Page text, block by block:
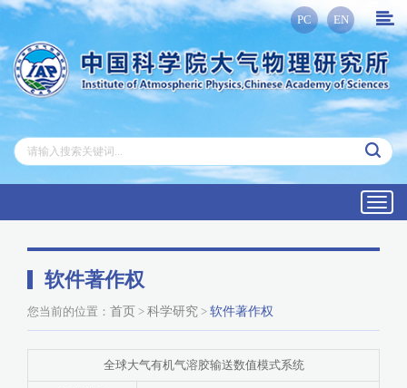
PC EN
软件著作权
您当前的位置： 首页 > 科学研究 > 软件著作权
全球大气有机气溶胶输送数值模式系统